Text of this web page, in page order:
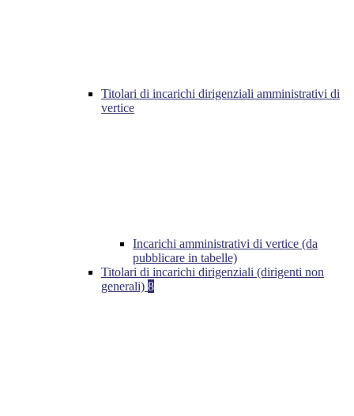
Titolari di incarichi dirigenziali amministrativi di
vertice
Incarichi amministrativi di vertice (da
pubblicare in tabelle)
Titolari di incarichi dirigenziali (dirigenti non
generali) 8